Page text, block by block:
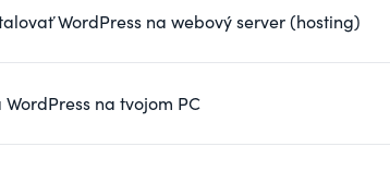
WordPress na webový server (hosting)
na tvojom PC